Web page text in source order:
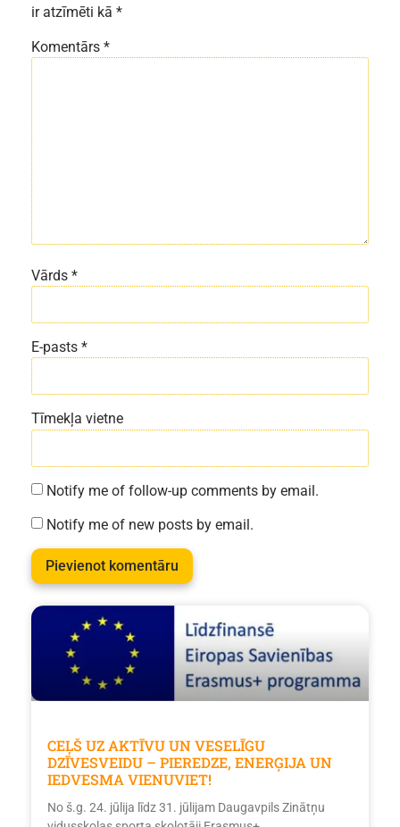
ir atzīmēti kā *
Komentārs *
Vārds *
E-pasts *
Tīmekļa vietne
Notify me of follow-up comments by email.
Notify me of new posts by email.
CEĻŠ UZ AKTĪVU UN VESELĪGU
DZĪVESVEIDU – PIEREDZE, ENERĢIJA UN
IEDVESMA VIENUVIET!
No š.g. 24. jūlija līdz 31. jūlijam Daugavpils Zinātņu